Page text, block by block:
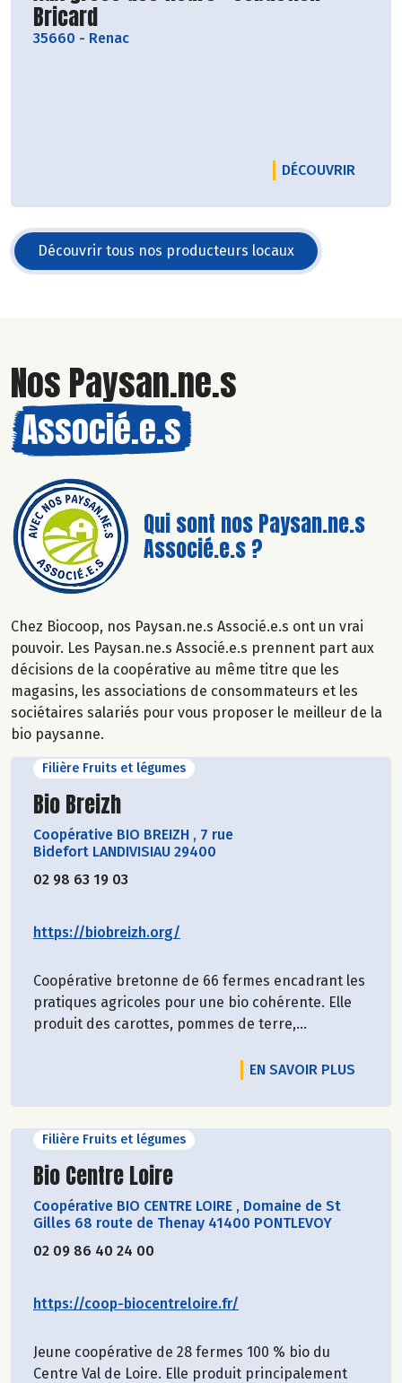
Bricard
35660 - Renac
DÉCOUVRIR
Découvrir tous nos producteurs locaux
Nos Paysan.ne.s
Associé.e.s
Qui sont nos Paysan.ne.s
Associé.e.s ?
Chez Biocoop, nos Paysan.ne.s Associé.e.s ont un vrai
pouvoir. Les Paysan.ne.s Associé.e.s prennent part aux
décisions de la coopérative au même titre que les
magasins, les associations de consommateurs et les
sociétaires salariés pour vous proposer le meilleur de la
bio paysanne.
Filière Fruits et légumes
Découvrir le producteur
Bio Breizh
Coopérative BIO BREIZH , 7 rue
Bidefort LANDIVISIAU 29400
02 98 63 19 03
https://biobreizh.org/
Coopérative bretonne de 66 fermes encadrant les
pratiques agricoles pour une bio cohérente. Elle
produit des carottes, pommes de terre,...
EN SAVOIR PLUS
Filière Fruits et légumes
Découvrir le producteur
Bio Centre Loire
Coopérative BIO CENTRE LOIRE , Domaine de St
Gilles 68 route de Thenay 41400 PONTLEVOY
02 09 86 40 24 00
https://coop-biocentreloire.fr/
Jeune coopérative de 28 fermes 100 % bio du
Centre Val de Loire. Elle produit principalement